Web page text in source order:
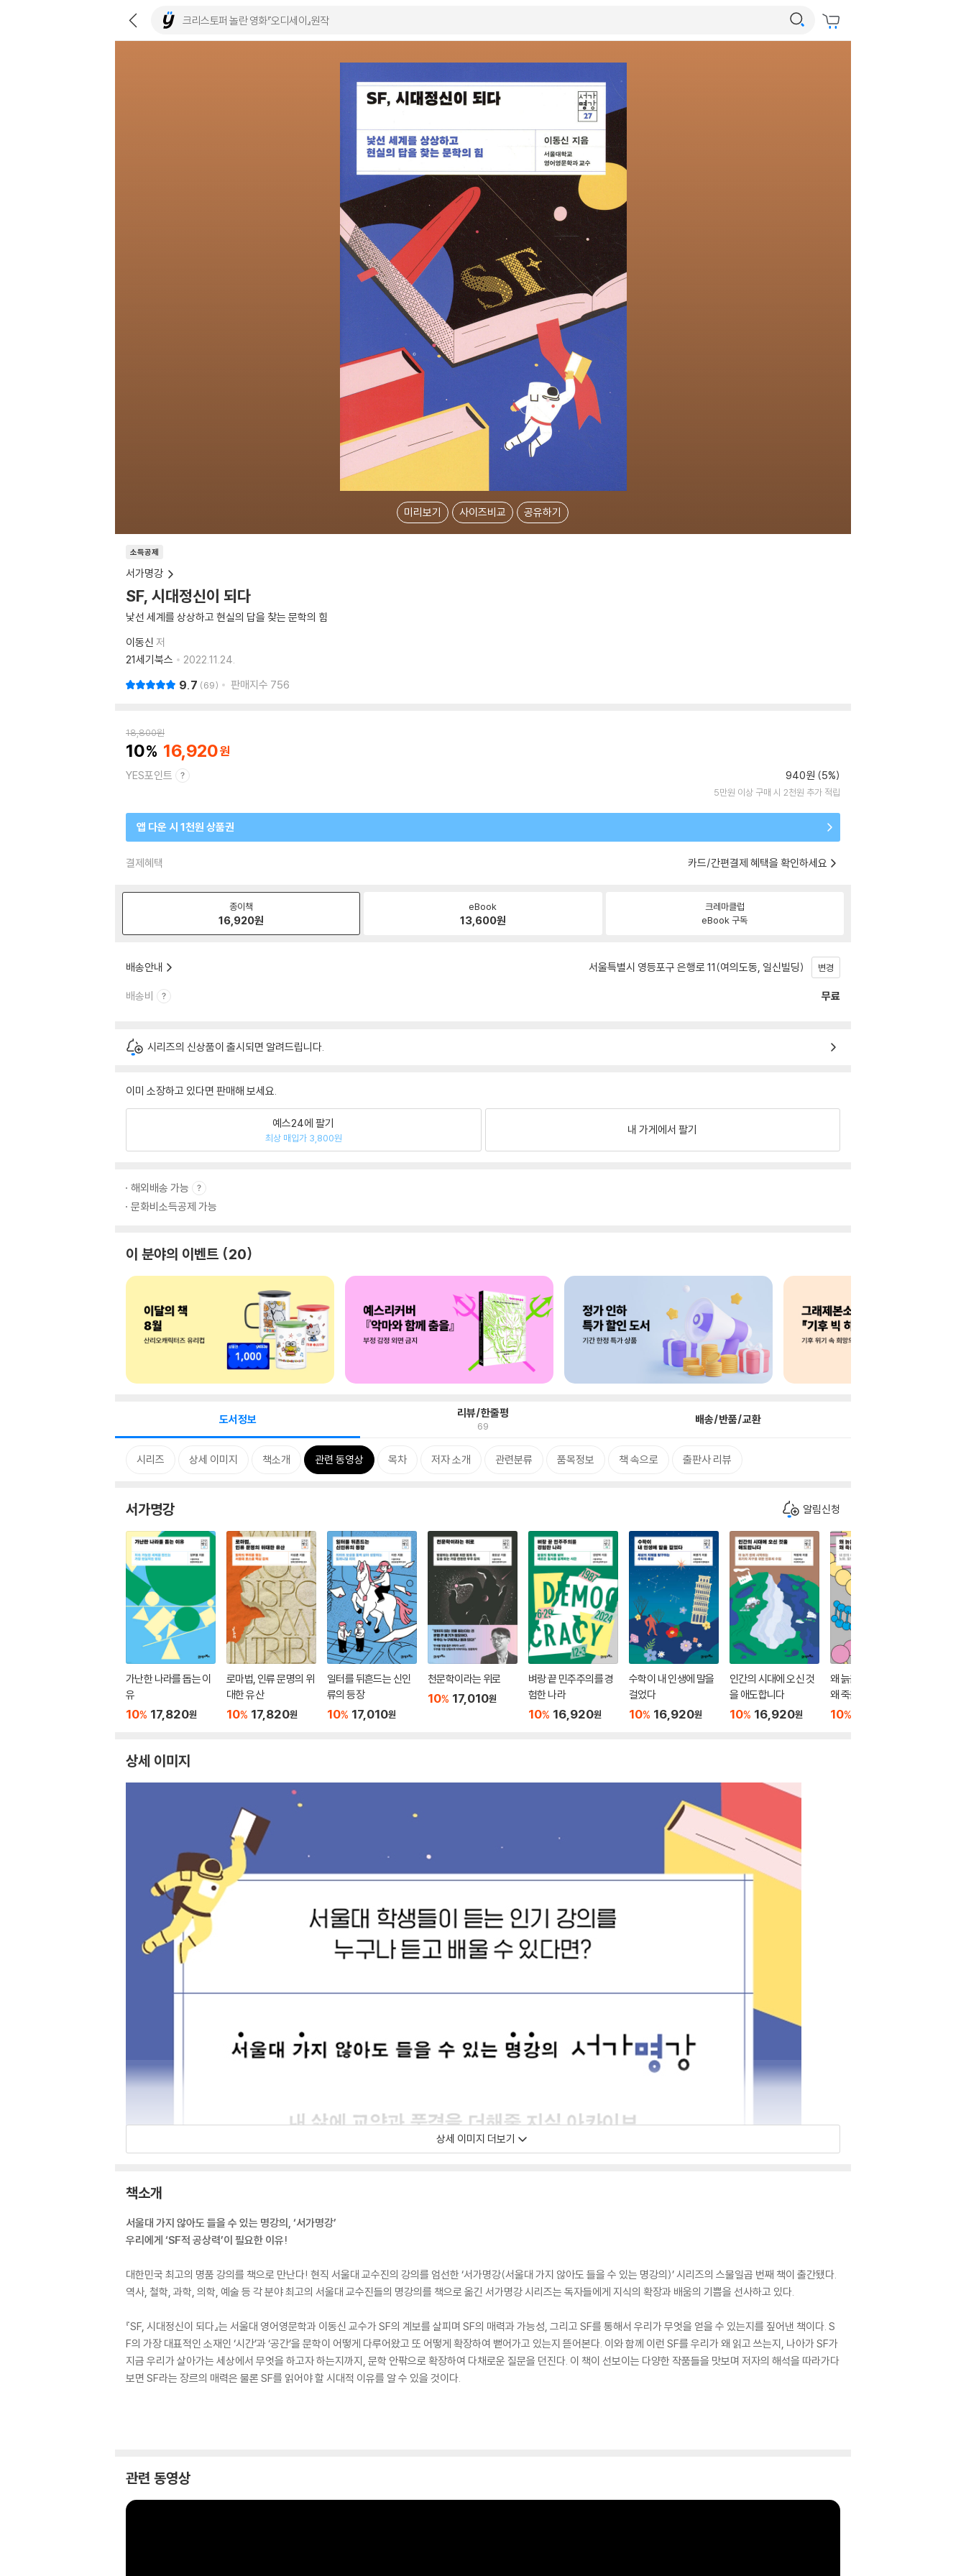
미리보기 사이즈비교 공유하기
소득공제
서가명강
SF, 시대정신이 되다
낯선 세계를 상상하고 현실의 답을 찾는 문학의 힘
이동신 저
21세기북스
2022.11.24.
9.7 69 판매지수 756
18,800원
10 16,920
YES포인트 940원 (5%)
5만원 이상 구매 시 2천원 추가 적립
앱 다운 시 1천원 상품권
결제혜택 카드/간편결제 혜택을 확인하세요
종이책
16,920원
eBook
13,600원
크레마클럽
eBook 구독
배송안내 서울특별시 영등포구 은행로 11(여의도동, 일신빌딩) 변경
배송비 무료
시리즈의 신상품이 출시되면 알려드립니다.
이미 소장하고 있다면 판매해 보세요.
예스24에 팔기
최상 매입가 3,800원
내 가게에서 팔기
해외배송 가능
문화비소득공제 가능
이 분야의 이벤트 20
도서정보 리뷰/한줄평
69 배송/반품/교환
시리즈 상세 이미지 책소개 관련 동영상 목차 저자 소개 관련분류 품목정보 책 속으로 출판사 리뷰
서가명강 알림신청
가난한 나라를 돕는 이
유
10% 17,820원
로마법, 인류 문명의 위
대한 유산
10% 17,820원
일터를 뒤흔드는 신인
류의 등장
10% 17,010원
천문학이라는 위로
10% 17,010원
벼랑 끝 민주주의를 경
험한 나라
10% 16,920원
수학이 내 인생에 말을
걸었다
10% 16,920원
인간의 시대에 오신 것
을 애도합니다
10% 16,920원
왜 늙을까, 왜 병들까,
왜 죽을까
10%
상세 이미지
상세 이미지 더보기
책소개
서울대 가지 않아도 들을 수 있는 명강의, ‘서가명강’
우리에게 ‘SF적 공상력’이 필요한 이유!
대한민국 최고의 명품 강의를 책으로 만난다! 현직 서울대 교수진의 강의를 엄선한 ‘서가명강(서울대 가지 않아도 들을 수 있는 명강의)’ 시리즈의 스물일곱 번째 책이 출간됐다.
역사, 철학, 과학, 의학, 예술 등 각 분야 최고의 서울대 교수진들의 명강의를 책으로 옮긴 서가명강 시리즈는 독자들에게 지식의 확장과 배움의 기쁨을 선사하고 있다.
『SF, 시대정신이 되다』는 서울대 영어영문학과 이동신 교수가 SF의 계보를 살피며 SF의 매력과 가능성, 그리고 SF를 통해서 우리가 무엇을 얻을 수 있는지를 짚어낸 책이다. S
F의 가장 대표적인 소재인 ‘시간’과 ‘공간’을 문학이 어떻게 다루어왔고 또 어떻게 확장하여 뻗어가고 있는지 뜯어본다. 이와 함께 이런 SF를 우리가 왜 읽고 쓰는지, 나아가 SF가
지금 우리가 살아가는 세상에서 무엇을 하고자 하는지까지, 문학 안팎으로 확장하여 다채로운 질문을 던진다. 이 책이 선보이는 다양한 작품들을 맛보며 저자의 해석을 따라가다
보면 SF라는 장르의 매력은 물론 SF를 읽어야 할 시대적 이유를 알 수 있을 것이다.
관련 동영상